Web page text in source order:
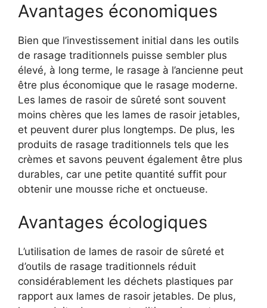
Avantages économiques
Bien que l’investissement initial dans les outils
de rasage traditionnels puisse sembler plus
élevé, à long terme, le rasage à l’ancienne peut
être plus économique que le rasage moderne.
Les lames de rasoir de sûreté sont souvent
moins chères que les lames de rasoir jetables,
et peuvent durer plus longtemps. De plus, les
produits de rasage traditionnels tels que les
crèmes et savons peuvent également être plus
durables, car une petite quantité suffit pour
obtenir une mousse riche et onctueuse.
Avantages écologiques
L’utilisation de lames de rasoir de sûreté et
d’outils de rasage traditionnels réduit
considérablement les déchets plastiques par
rapport aux lames de rasoir jetables. De plus,